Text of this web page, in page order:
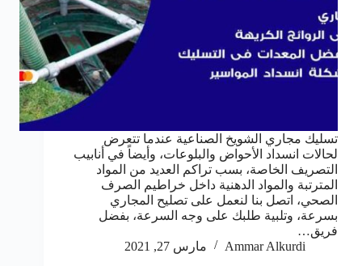
تسليك مجاري الشويخ الصناعية عندما تتعرض
لحالات انسداد الأحواض والبلوعات، وأيضاً في أنابيب
التصريف الخاصة، بسب تراكم العديد من المواد
المترتبة والمواد الدهنية داخل خراطيم الصرف
الصحي، اتصل بنا لنعمل على تصليح المجاري
بسرعة، وتلبية طلبك على وجه السرعة، بفضل
فريق…
Ammar Alkurdi
مارس 27, 2021